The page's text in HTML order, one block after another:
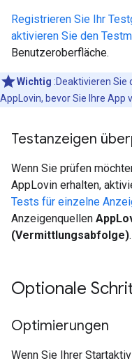
Registrieren Sie Ihr
aktivieren Sie den
Benutzeroberfläche.
Wichtig :Deaktivieren Sie
AppLovin, bevor Sie Ihre App
Testanzeigen
Wenn Sie prüfen
AppLovin erhalten,
Tests für einzelne
Anzeigenquellen
(Vermittlungsabfolge).
Optionale
Optimierungen
Wenn Sie Ihrer